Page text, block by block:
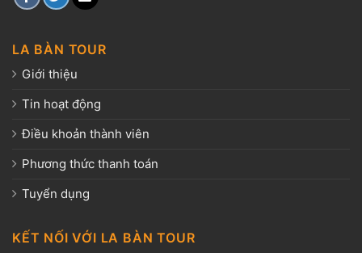
LA BÀN TOUR
Giới thiệu
Tin hoạt động
Điều khoản thành viên
Phương thức thanh toán
Tuyển dụng
KẾT NỐI VỚI LA BÀN TOUR